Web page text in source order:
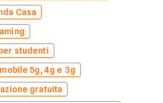
Casa
studenti
5g, 4g e 3g
gratuita